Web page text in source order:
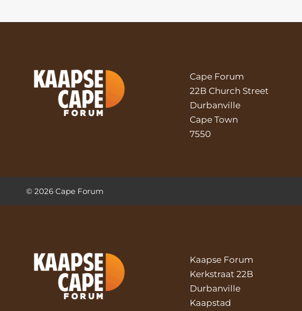
Cape Forum
22B Church Street
Durbanville
Cape Town
7550
© 2026 Cape Forum
Kaapse Forum
Kerkstraat 22B
Durbanville
Kaapstad